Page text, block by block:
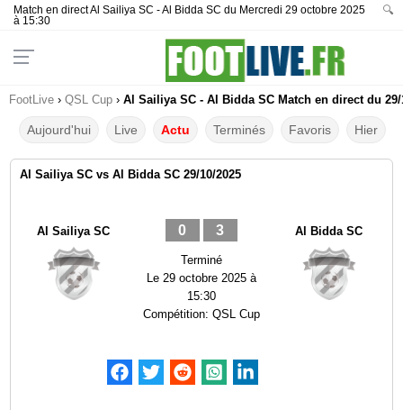
Match en direct Al Sailiya SC - Al Bidda SC du Mercredi 29 octobre 2025
à 15:30
🔍
FootLive › QSL Cup › Al Sailiya SC - Al Bidda SC Match en direct du 29/
Aujourd'hui Live Actu Terminés Favoris Hier
Al Sailiya SC vs Al Bidda SC 29/10/2025
Al Sailiya SC 0 3
Terminé
Le 29 octobre 2025 à
15:30
Compétition: QSL Cup
Al Bidda SC